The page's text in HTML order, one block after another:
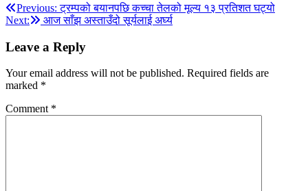
Post
navigation
Previous: ट्रम्पको बयानपछि कच्चा तेलको मूल्य १३ प्रतिशत घट्यो
Next:
आज साँझ अस्ताउँदो सूर्यलाई अर्घ्य
Leave a Reply
Your email address will not be published. Required fields are
marked *
Comment *